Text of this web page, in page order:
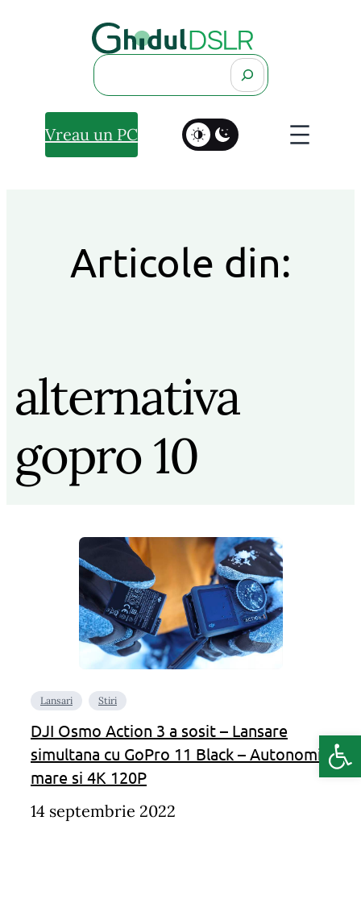
Search
Vreau un PC
Articole din:
alternativa
gopro 10
Lansari Stiri
DJI Osmo Action 3 a sosit – Lansare
simultana cu GoPro 11 Black – Autonomie
mare si 4K 120P
14 septembrie 2022